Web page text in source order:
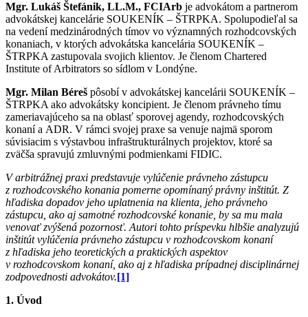
Mgr. Lukáš Štefánik, LL.M., FCIArb je advokátom a partnerom
advokátskej kancelárie SOUKENÍK – ŠTRPKA. Spolupodieľal sa
na vedení medzinárodných tímov vo významných rozhodcovských
konaniach, v ktorých advokátska kancelária SOUKENÍK –
ŠTRPKA zastupovala svojich klientov. Je členom Chartered
Institute of Arbitrators so sídlom v Londýne.
Mgr. Milan Béreš pôsobí v advokátskej kancelárii SOUKENÍK –
ŠTRPKA ako advokátsky koncipient. Je členom právneho tímu
zameriavajúceho sa na oblasť sporovej agendy, rozhodcovských
konaní a ADR. V rámci svojej praxe sa venuje najmä sporom
súvisiacim s výstavbou infraštrukturálnych projektov, ktoré sa
zväčša spravujú zmluvnými podmienkami FIDIC.
V arbitrážnej praxi predstavuje vylúčenie právneho zástupcu
z rozhodcovského konania pomerne opomínaný právny inštitút. Z
hľadiska dopadov jeho uplatnenia na klienta, jeho právneho
zástupcu, ako aj samotné rozhodcovské konanie, by sa mu mala
venovať zvýšená pozornosť. Autori tohto príspevku hlbšie analyzujú
inštitút vylúčenia právneho zástupcu v rozhodcovskom konaní
z hľadiska jeho teoretických a praktických aspektov
v rozhodcovskom konaní, ako aj z hľadiska prípadnej disciplinárnej
zodpovednosti advokátov.[1]
1. Úvod